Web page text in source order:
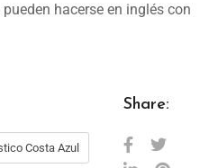
hacerse en inglés con
Costa Azul
Share: